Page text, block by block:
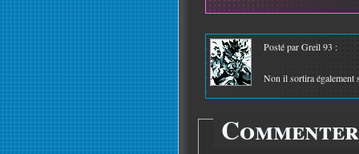
Posté par Greil 93 :
Non il sortira